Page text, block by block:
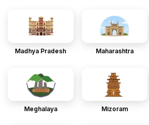
Madhya Pradesh Maharashtra
Meghalaya Mizoram